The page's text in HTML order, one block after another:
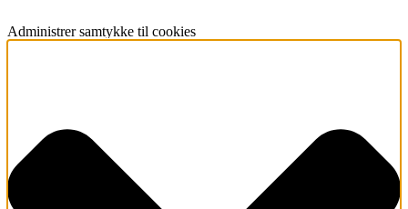
Administrer samtykke til cookies